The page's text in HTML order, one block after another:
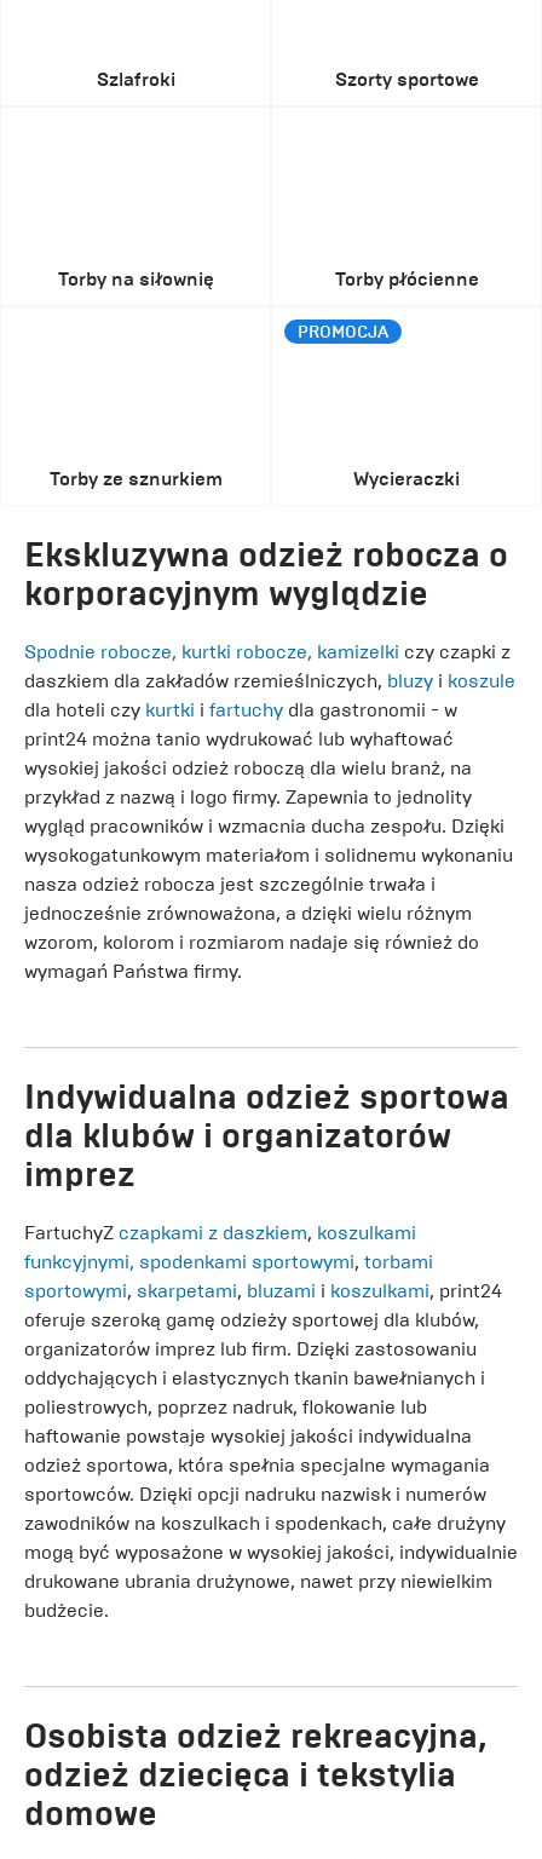
Szlafroki Szorty sportowe
Torby na siłownię Torby płócienne
Torby ze sznurkiem
PROMOCJA
Wycieraczki
Ekskluzywna odzież robocza o
korporacyjnym wyglądzie
Spodnie robocze, kurtki robocze, kamizelki czy czapki z
daszkiem dla zakładów rzemieślniczych, bluzy i koszule
dla hoteli czy kurtki i fartuchy dla gastronomii - w
print24 można tanio wydrukować lub wyhaftować
wysokiej jakości odzież roboczą dla wielu branż, na
przykład z nazwą i logo firmy. Zapewnia to jednolity
wygląd pracowników i wzmacnia ducha zespołu. Dzięki
wysokogatunkowym materiałom i solidnemu wykonaniu
nasza odzież robocza jest szczególnie trwała i
jednocześnie zrównoważona, a dzięki wielu różnym
wzorom, kolorom i rozmiarom nadaje się również do
wymagań Państwa firmy.
Indywidualna odzież sportowa
dla klubów i organizatorów
imprez
FartuchyZ czapkami z daszkiem, koszulkami
funkcyjnymi, spodenkami sportowymi, torbami
sportowymi, skarpetami, bluzami i koszulkami, print24
oferuje szeroką gamę odzieży sportowej dla klubów,
organizatorów imprez lub firm. Dzięki zastosowaniu
oddychających i elastycznych tkanin bawełnianych i
poliestrowych, poprzez nadruk, flokowanie lub
haftowanie powstaje wysokiej jakości indywidualna
odzież sportowa, która spełnia specjalne wymagania
sportowców. Dzięki opcji nadruku nazwisk i numerów
zawodników na koszulkach i spodenkach, całe drużyny
mogą być wyposażone w wysokiej jakości, indywidualnie
drukowane ubrania drużynowe, nawet przy niewielkim
budżecie.
Osobista odzież rekreacyjna,
odzież dziecięca i tekstylia
domowe